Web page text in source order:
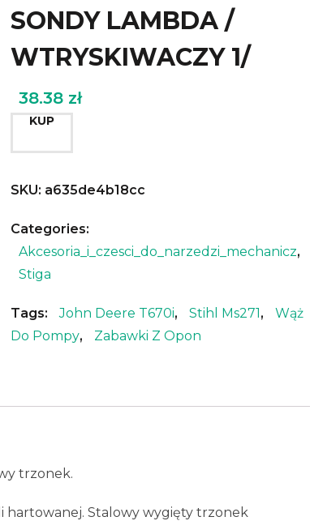
SONDY LAMBDA /
WTRYSKIWACZY 1/
38.38 zł
KUP
SKU: a635de4b18cc
Categories:
Akcesoria_i_czesci_do_narzedzi_mechanicz,
Stiga
Tags: John Deere T670i, Stihl Ms271,
Wąż
Do Pompy, Zabawki Z Opon
trzonek.
hartowanej. Stalowy wygięty trzonek